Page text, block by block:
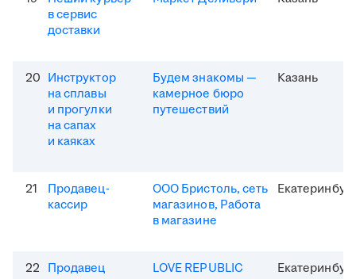
в сервис
доставки
20 Инструктор
на сплавы
и прогулки
на сапах
и каяках
Будем знакомы —
камерное бюро
путешествий
Казань
21
Продавец-
кассир
ООО Бристоль, сеть
магазинов, Работа
в магазине
22 Продавец LOVE REPUBLIC